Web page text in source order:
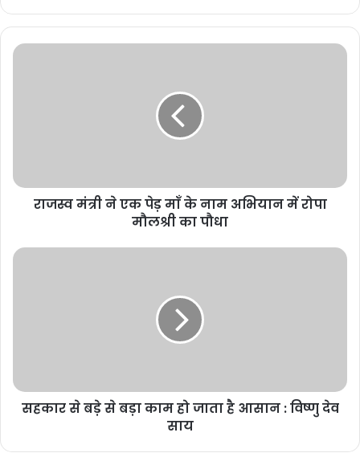
हमेशा इस संस्थान व बच्चों के साथ खड़ा है जो भी जरूरत है उसे चेम्बर महिला विंग
प्रमोद दुबे ने कहा कि कि मूक-बधिर बच्चों का यह स्कूल वास्तव में शांति व सुकून
का स्थान है। ये बच्चे भले ही बोल व सुन नहीं सकते लेकिन इनका दिमाग काफी
तेज है। इनमें टैलेंट कूट-कूट कर भरा है। सबक को जल्दी सीख जाते हैं। स्कूल
है। कार्यक्रम में स्वागत भाषण प्राचार्य कमलेश शुक्ला ने दिया। स्कूल के निदेशक
डॉ. राकेश पाण्डेय ने बच्चों के उपचार व स्कूल की गतिविधियों की जानकारी दी।
इससे पूर्व बच्चों को विशेष उपहार तथा जूते देकर मिठाई खिलाई गई। आभार
प्रदर्शन संस्था के अध्यक्ष प्रकाश शर्मा ने किया।
कर्ज चुकता, फिर भी कब्जे की कार्रवाई! मृतक ऋणकर्ता के परिवार
की प्रताड़ना का मामला सुप्रीम कोर्ट और PMO तक पहुंचा
रायपुर में छात्रों का आंदोलन तेज, शिक्षा व्यवस्था
में सुधार और मंत्री के इस्तीफे की मांग
राजस्व मंत्री ने एक पेड़ माँ के नाम अभियान में रोपा
मौलश्री का पौधा
सहकार से बड़े से बड़ा काम हो जाता है आसान : विष्णु देव
साय